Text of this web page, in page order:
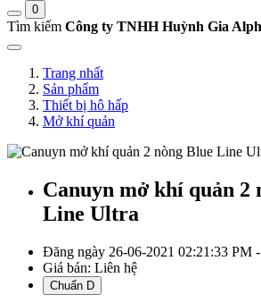
0
Tìm kiếm Công ty TNHH Huỳnh Gia
Trang nhất
Sản phẩm
Thiết bị hô hấp
Mở khí quản
Canuyn mở khí quản 2
Line Ultra
Đăng ngày 26-06-2021 02:21:33 PM
Giá bán: Liên hệ
Chuẩn D